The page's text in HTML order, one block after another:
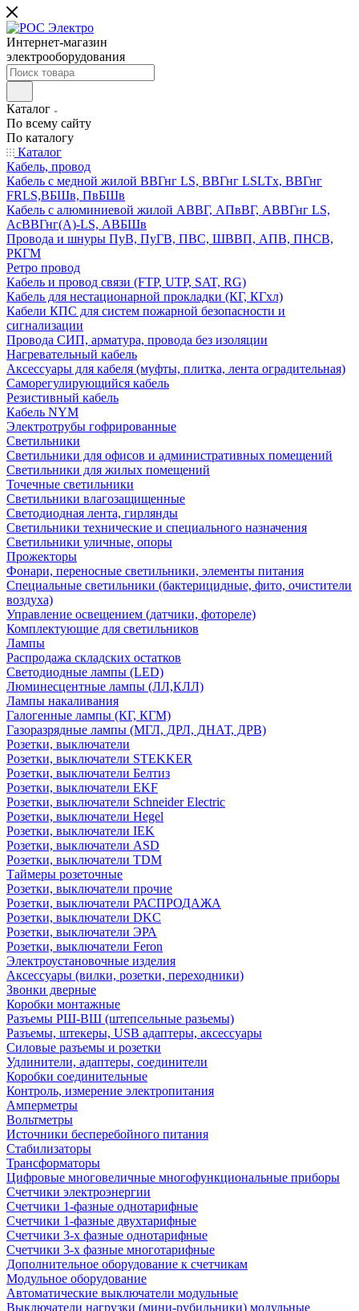
Интернет-магазин
электрооборудования
Каталог
По всему сайту
По каталогу
Каталог
Кабель, провод
Кабель с медной жилой ВВГнг LS, ВВГнг LSLTx, ВВГнг
FRLS,ВБШв, ПвБШв
Кабель с алюминиевой жилой АВВГ, АПвВГ, АВВГнг LS,
АсВВГнг(А)-LS, АВБШв
Провода и шнуры ПуВ, ПуГВ, ПВС, ШВВП, АПВ, ПНСВ,
РКГМ
Ретро провод
Кабель и провод связи (FTP, UTP, SAT, RG)
Кабель для нестационарной прокладки (КГ, КГхл)
Кабели КПС для систем пожарной безопасности и
сигнализации
Провода СИП, арматура, провода без изоляции
Нагревательный кабель
Аксессуары для кабеля (муфты, плитка, лента оградительная)
Саморегулирующийся кабель
Резистивный кабель
Кабель NYM
Электротрубы гофрированные
Светильники
Светильники для офисов и административных помещений
Светильники для жилых помещений
Точечные светильники
Светильники влагозащищенные
Светодиодная лента, гирлянды
Светильники технические и специального назначения
Светильники уличные, опоры
Прожекторы
Фонари, переносные светильники, элементы питания
Специальные светильники (бактерицидные, фито, очистители
воздуха)
Управление освещением (датчики, фотореле)
Комплектующие для светильников
Лампы
Распродажа складских остатков
Светодиодные лампы (LED)
Люминесцентные лампы (ЛЛ,КЛЛ)
Лампы накаливания
Галогенные лампы (КГ, КГМ)
Газоразрядные лампы (МГЛ, ДРЛ, ДНАТ, ДРВ)
Розетки, выключатели
Розетки, выключатели STEKKER
Розетки, выключатели Белтиз
Розетки, выключатели EKF
Розетки, выключатели Schneider Electric
Розетки, выключатели Hegel
Розетки, выключатели IEK
Розетки, выключатели ASD
Розетки, выключатели TDM
Таймеры розеточные
Розетки, выключатели прочие
Розетки, выключатели РАСПРОДАЖА
Розетки, выключатели DKC
Розетки, выключатели ЭРА
Розетки, выключатели Feron
Электроустановочные изделия
Аксессуары (вилки, розетки, переходники)
Звонки дверные
Коробки монтажные
Разъемы РШ-ВШ (штепсельные разьемы)
Разъемы, штекеры, USB адаптеры, аксессуары
Силовые разъемы и розетки
Удлинители, адаптеры, соединители
Коробки соединительные
Контроль, измерение электропитания
Амперметры
Вольтметры
Источники бесперебойного питания
Стабилизаторы
Трансформаторы
Цифровые многовеличные многофункциональные приборы
Счетчики электроэнергии
Счетчики 1-фазные однотарифные
Счетчики 1-фазные двухтарифные
Счетчики 3-х фазные однотарифные
Счетчики 3-х фазные многотарифные
Дополнительное оборудование к счетчикам
Модульное оборудование
Автоматические выключатели модульные
Выключатели нагрузки (мини-рубильники) модульные